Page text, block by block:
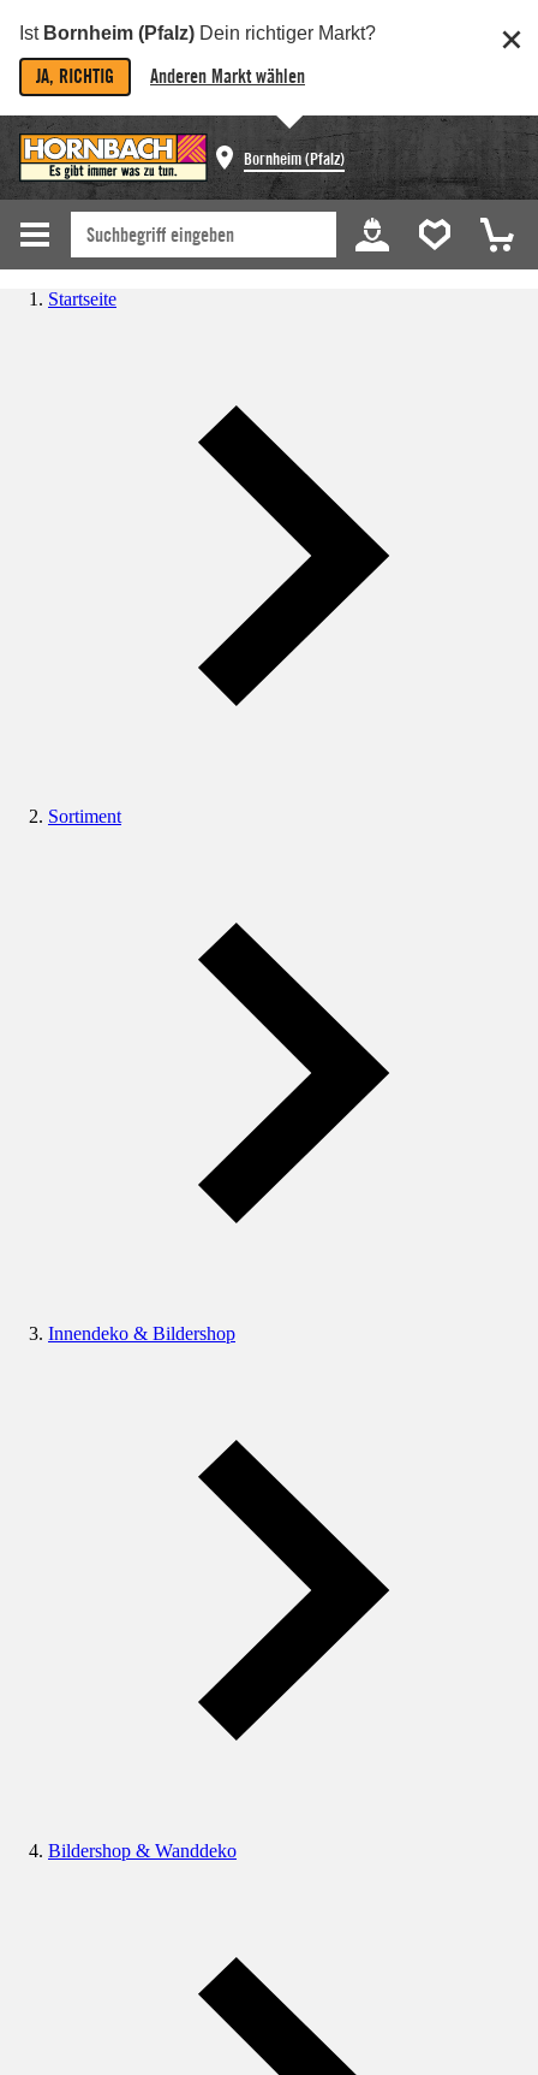
Ist Bornheim (Pfalz) Dein richtiger Markt?
JA, RICHTIG Anderen Markt wählen
Bornheim (Pfalz)
Startseite
Sortiment
Innendeko & Bildershop
Bildershop & Wanddeko